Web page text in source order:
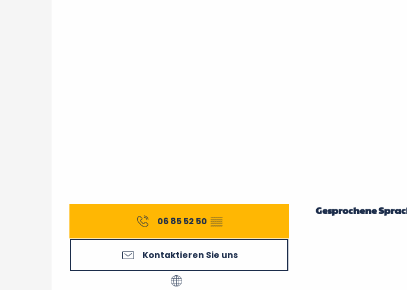
06 85 52 50 ▒▒
Kontaktieren Sie uns
Gesprochene
Gesprochene